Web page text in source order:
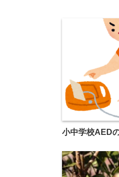
小中学校AED